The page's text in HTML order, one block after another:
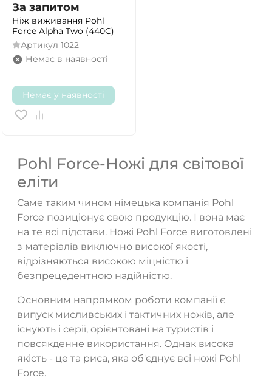
За запитом
Ніж виживання Pohl
Force Alpha Two (440C)
Артикул 1022
Немає в наявності
Немає у наявності
Pohl Force-Ножі для світової
еліти
Саме таким чином німецька компанія Pohl
Force позиціонує свою продукцію. І вона має
на те всі підстави. Ножі Pohl Force виготовлені
з матеріалів виключно високої якості,
відрізняються високою міцністю і
безпрецедентною надійністю.
Основним напрямком роботи компанії є
випуск мисливських і тактичних ножів, але
існують і серії, орієнтовані на туристів і
повсякденне використання. Однак висока
якість - це та риса, яка об'єднує всі ножі Pohl
Force.